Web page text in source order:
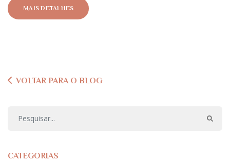
MAIS DETALHES
VOLTAR PARA O BLOG
CATEGORIAS